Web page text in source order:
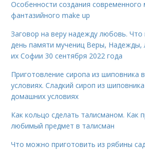
Особенности создания
фантазийного make up
Заговор на веру надежду любовь.
день памяти мучениц Веры,
их Софии 30 сентября 2022 года
Приготовление сиропа из шиповника
условиях. Сладкий сироп из
домашних условиях
Как кольцо сделать талисманом. Как
любимый предмет в талисман
Что можно приготовить из рябины